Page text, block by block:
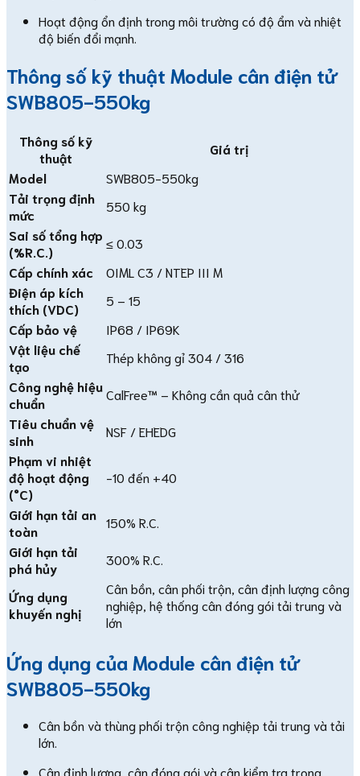
Hoạt động ổn định trong môi trường có độ ẩm và nhiệt
độ biến đổi mạnh.
Thông số kỹ thuật Module cân điện tử
SWB805-550kg
Thông số kỹ
thuật
Giá trị
Model
SWB805-550kg
Tải trọng định
mức
550 kg
Sai số tổng hợp
(%R.C.)
≤ 0.03
Cấp chính xác
OIML C3 / NTEP III M
Điện áp kích
thích (VDC)
5 – 15
Cấp bảo vệ
IP68 / IP69K
Vật liệu chế
tạo
Thép không gỉ 304 / 316
Công nghệ hiệu
chuẩn
CalFree™ – Không cần quả cân thử
Tiêu chuẩn vệ
sinh
NSF / EHEDG
Phạm vi nhiệt
độ hoạt động
(°C)
-10 đến +40
Giới hạn tải an
toàn
150% R.C.
Giới hạn tải
phá hủy
300% R.C.
Ứng dụng
khuyến nghị
Cân bồn, cân phối trộn, cân định lượng công
nghiệp, hệ thống cân đóng gói tải trung và
lớn
Ứng dụng của Module cân điện tử
SWB805-550kg
Cân bồn và thùng phối trộn công nghiệp tải trung và tải
lớn.
Cân định lượng, cân đóng gói và cân kiểm tra trọng